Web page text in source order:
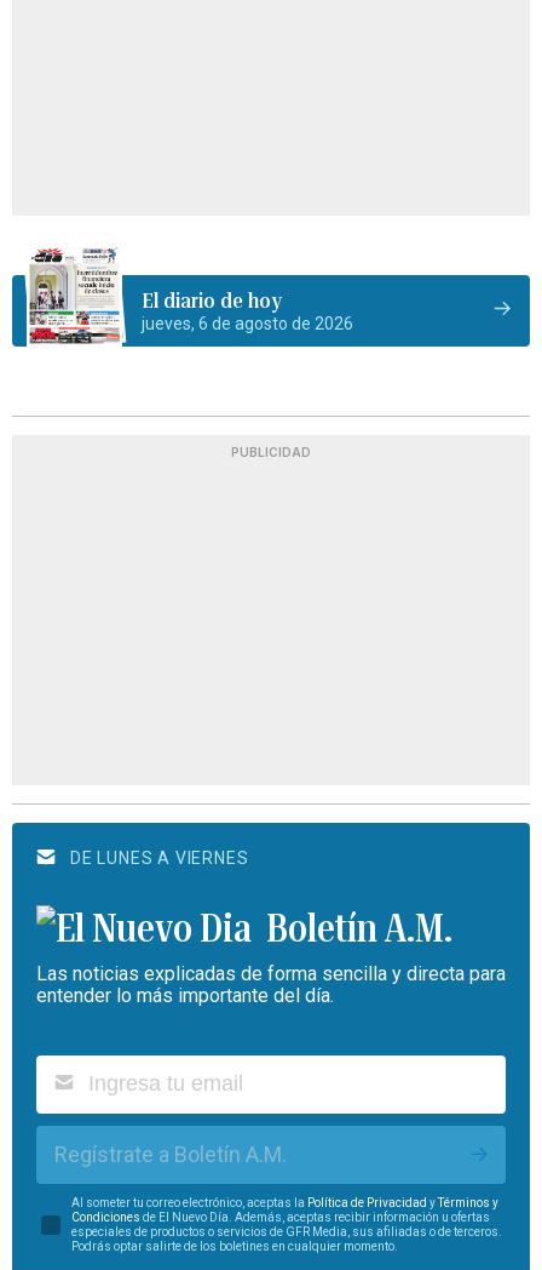
El diario de hoy
jueves, 6 de agosto de 2026
PUBLICIDAD
DE LUNES A VIERNES
Boletín A.M.
Las noticias explicadas de forma sencilla y directa para
entender lo más importante del día.
Regístrate a Boletín A.M.
Al someter tu correo electrónico, aceptas la Política de Privacidad yTérminos y
Condiciones de El Nuevo Día. Además, aceptas recibir información u ofertas
especiales de productos o servicios de GFR Media, sus afiliadas o de terceros.
Podrás optar salirte de los boletines en cualquier momento.